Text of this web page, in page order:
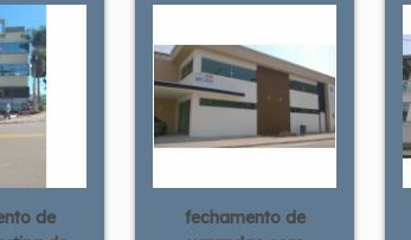
de
fechamento de